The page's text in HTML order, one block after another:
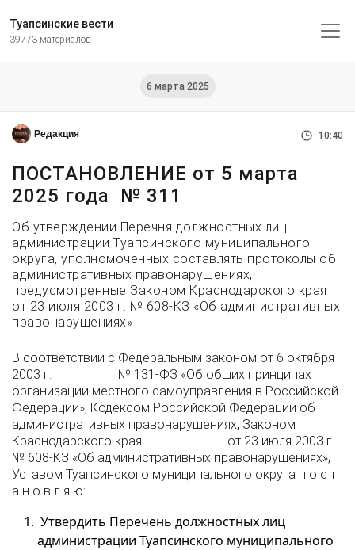
Туапсинские вести
39773 материалов
6 марта 2025
Редакция 10:40
ПОСТАНОВЛЕНИЕ от 5 марта
2025 года № 311
Об утверждении Перечня должностных лиц
администрации Туапсинского муниципального
округа, уполномоченных составлять протоколы об
административных правонарушениях,
предусмотренные Законом Краснодарского края
от 23 июля 2003 г. № 608-КЗ «Об административных
правонарушениях»
В соответствии с Федеральным законом от 6 октября
2003 г. № 131-ФЗ «Об общих принципах
организации местного самоуправления в Российской
Федерации», Кодексом Российской Федерации об
административных правонарушениях, Законом
Краснодарского края от 23 июля 2003 г.
№ 608-КЗ «Об административных правонарушениях»,
Уставом Туапсинского муниципального округа п о с т
а н о в л я ю:
Утвердить Перечень должностных лиц
администрации Туапсинского муниципального